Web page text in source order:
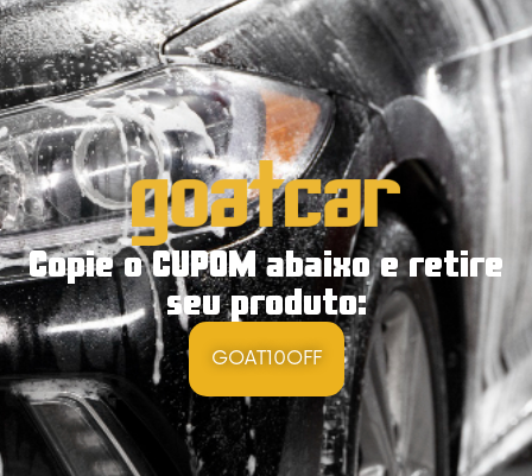
Copie o CUPOM abaixo e retire
seu produto:
GOAT10OFF